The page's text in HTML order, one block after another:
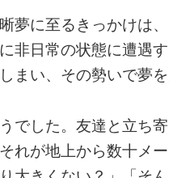
夢に至るきっかけは
非日常の状態に遭遇
まい、その勢いで夢
でした。友達と立ち
れが地上から数十メ